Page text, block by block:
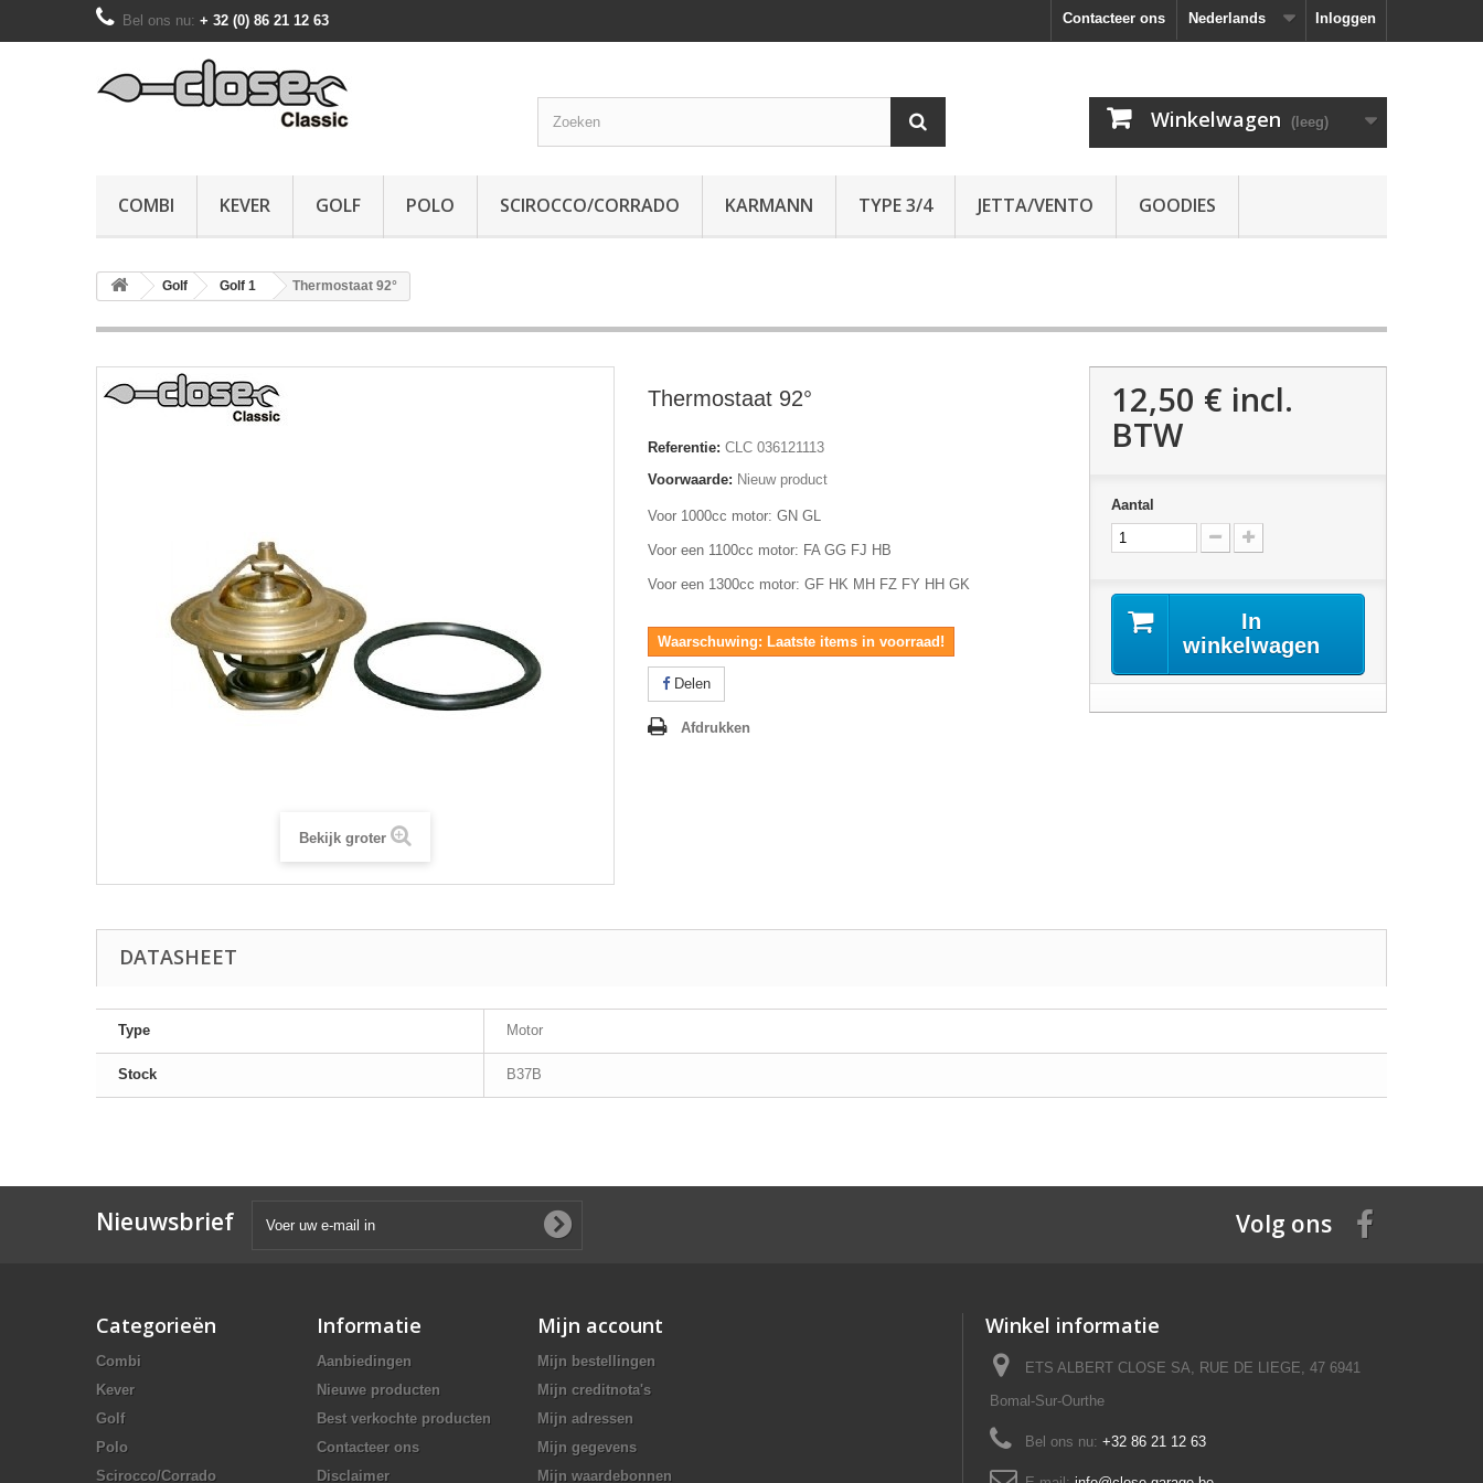
Inloggen
Nederlands
Contacteer ons
Bel ons nu: + 32 (0) 86 21 12 63
Winkelwagen (leeg)
COMBI KEVER GOLF POLO SCIROCCO/CORRADO KARMANN TYPE 3/4 JETTA/VENTO GOODIES
Golf Golf 1 Thermostaat 92°
Bekijk groter
Thermostaat 92°
Referentie: CLC 036121113
Voorwaarde: Nieuw product
Voor 1000cc motor: GN GL
Voor een 1100cc motor: FA GG FJ HB
Voor een 1300cc motor: GF HK MH FZ FY HH GK
Waarschuwing: Laatste items in voorraad!
Delen
Afdrukken
12,50 € incl.
BTW
Aantal
In
winkelwagen
DATASHEET
Type Motor
Stock B37B
Nieuwsbrief Volg ons
Categorieën
Combi
Kever
Golf
Polo
Scirocco/Corrado
Informatie
Aanbiedingen
Nieuwe producten
Best verkochte producten
Contacteer ons
Disclaimer
Mijn account
Mijn bestellingen
Mijn creditnota's
Mijn adressen
Mijn gegevens
Mijn waardebonnen
Winkel informatie
ETS ALBERT CLOSE SA, RUE DE LIEGE, 47 6941
Bomal-Sur-Ourthe
Bel ons nu: +32 86 21 12 63